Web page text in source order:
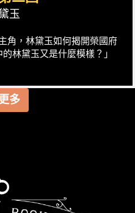
玉
角，林黛玉如何揭開榮國府
林黛玉又是什麼模樣？」
多